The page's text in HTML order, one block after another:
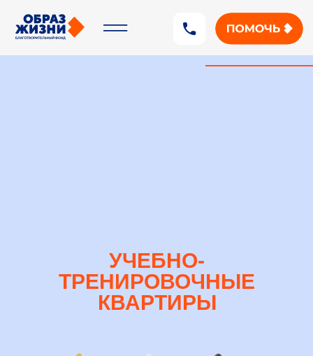
УЧЕБНО-
ТРЕНИРОВОЧНЫЕ
КВАРТИРЫ